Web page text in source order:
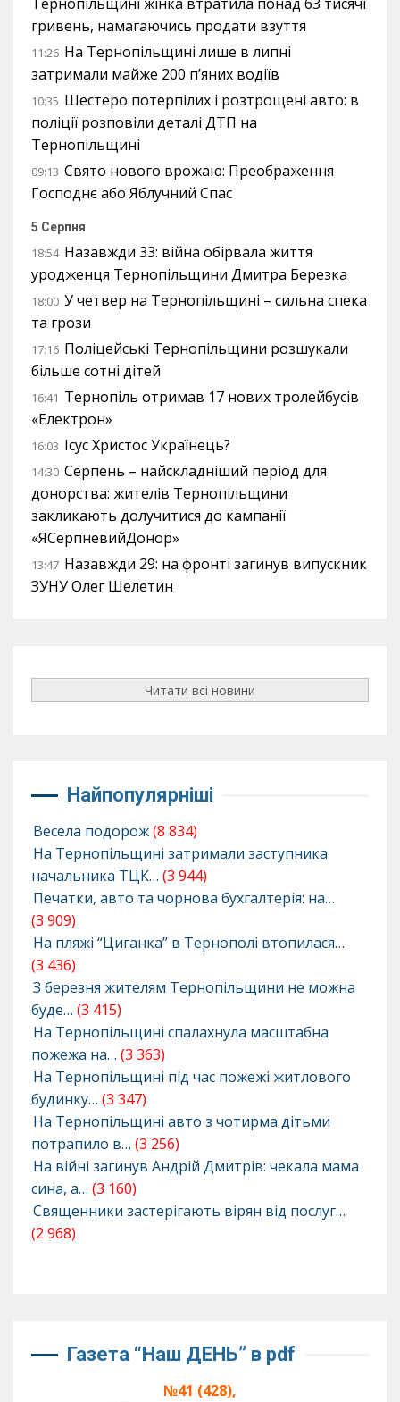
гривень, намагаючись продати взуття
11:26 На Тернопільщині лише в липні
затримали майже 200 п’яних водіїв
10:35 Шестеро потерпілих і розтрощені авто: в
поліції розповіли деталі ДТП на
Тернопільщині
09:13 Свято нового врожаю: Преображення
Господнє або Яблучний Спас
5 Серпня
18:54 Назавжди 33: війна обірвала життя
уродженця Тернопільщини Дмитра Березка
18:00 У четвер на Тернопільщині – сильна спека
та грози
17:16 Поліцейські Тернопільщини розшукали
більше сотні дітей
16:41 Тернопіль отримав 17 нових тролейбусів
«Електрон»
16:03 Ісус Христос Українець?
14:30 Серпень – найскладніший період для
донорства: жителів Тернопільщини
закликають долучитися до кампанії
«ЯСерпневийДонор»
13:47 Назавжди 29: на фронті загинув випускник
ЗУНУ Олег Шелетин
Читати всі новини
Найпопулярніші
Весела подорож(8 834)
На Тернопільщині затримали заступника
начальника ТЦК… (3 944)
Печатки, авто та чорнова бухгалтерія: на…
(3 909)
На пляжі “Циганка” в Тернополі втопилася…
(3 436)
З березня жителям Тернопільщини не можна
буде… (3 415)
На Тернопільщині спалахнула масштабна
пожежа на… (3 363)
На Тернопільщині під час пожежі житлового
будинку… (3 347)
На Тернопільщині авто з чотирма дітьми
потрапило в… (3 256)
На війні загинув Андрій Дмитрів: чекала мама
сина, а… (3 160)
Священники застерігають вірян від послуг…
(2 968)
Газета “Наш ДЕНЬ” в pdf
№41 (428),